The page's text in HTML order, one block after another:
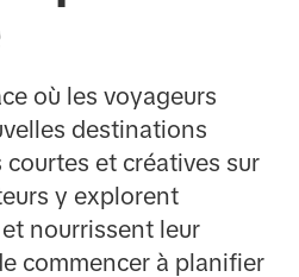
où les voyageurs
destinations
courtes et créatives sur
y explorent
nourrissent leur
commencer à planifier